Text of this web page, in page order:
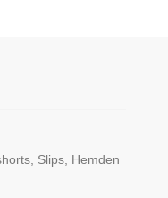
Slips, Hemden